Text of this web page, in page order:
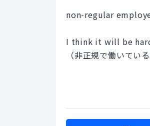
non-regular
I think it will be
（非正規で働いてい